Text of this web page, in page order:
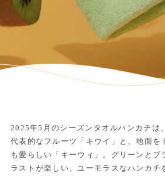
2025年5月のシーズンタオルハンカチは
代表的なフルーツ「キウイ」と、地面を
も愛らしい「キーウィ」。グリーンとブ
ラストが楽しい、ユーモラスなハンカチ